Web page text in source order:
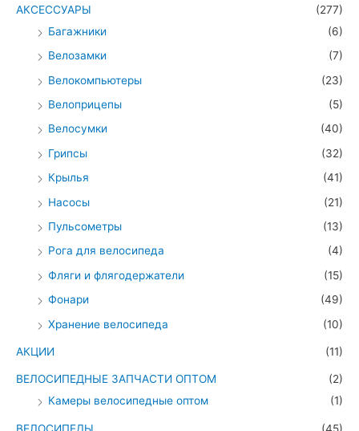
АКСЕССУАРЫ
(277)
Багажники
(6)
Велозамки
(7)
Велокомпьютеры
(23)
Велоприцепы
(5)
Велосумки
(40)
Грипсы
(32)
Крылья
(41)
Насосы
(21)
Пульсометры
(13)
Рога для велосипеда
(4)
Фляги и флягодержатели
(15)
Фонари
(49)
Хранение велосипеда
(10)
АКЦИИ (11)
ВЕЛОСИПЕДНЫЕ ЗАПЧАСТИ ОПТОМ
(2)
Камеры велосипедные оптом
(1)
ВЕЛОСИПЕДЫ
(45)